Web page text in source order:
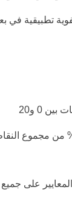
تطبيقية في
0 و20
30% من مجموع
على